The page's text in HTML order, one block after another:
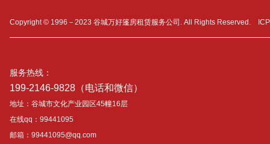
Copyright © 1996－2023 谷城万好篷房租赁服务公司. All Rights Reserved.
服务热线：
199-2146-9828（电话和微信）
地址：谷城市文化产业园区45幢16层
在线qq：99441095
邮箱：99441095@qq.com